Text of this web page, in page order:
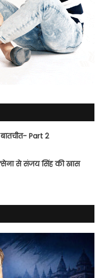
Part 2
से संजय सिंह की खास